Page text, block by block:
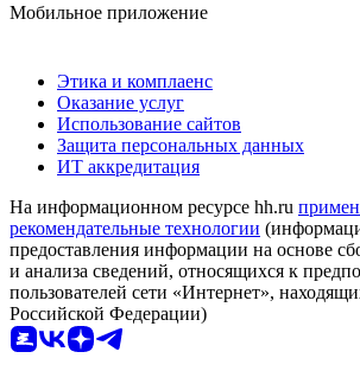
Мобильное приложение
Этика и комплаенс
Оказание услуг
Использование сайтов
Защита персональных данных
ИТ аккредитация
На информационном ресурсе hh.ru
рекомендательные технологии
предоставления информации на основе
и анализа сведений, относящихся к
пользователей сети «Интернет»,
Российской Федерации)